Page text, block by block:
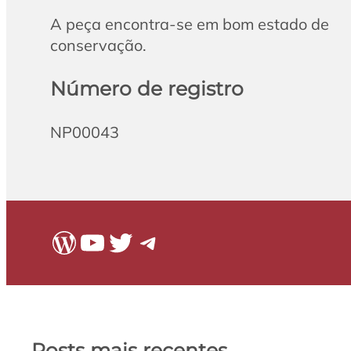
A peça encontra-se em bom estado de
conservação.
Número de registro
NP00043
WordPress
Youtube
Twitter
Telegram